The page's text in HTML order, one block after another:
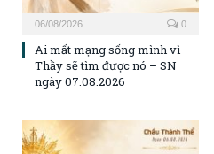
06/08/2026 0
Ai mất mạng sống mình vì
Thầy sẽ tìm được nó – SN
ngày 07.08.2026